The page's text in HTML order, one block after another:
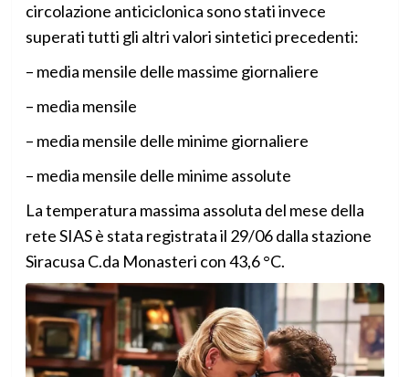
circolazione anticiclonica sono stati invece
superati tutti gli altri valori sintetici precedenti:
– media mensile delle massime giornaliere
– media mensile
– media mensile delle minime giornaliere
– media mensile delle minime assolute
La temperatura massima assoluta del mese della
rete SIAS è stata registrata il 29/06 dalla stazione
Siracusa C.da Monasteri con 43,6 °C.